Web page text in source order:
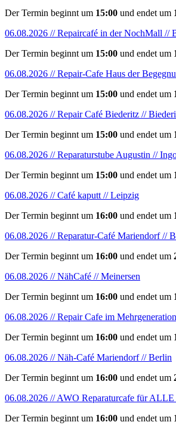
Der Termin beginnt um 15:00 und endet um
06.08.2026 // Repaircafé in der NochMall //
Der Termin beginnt um 15:00 und endet um
06.08.2026 // Repair-Cafe Haus der
Der Termin beginnt um 15:00 und endet um
06.08.2026 // Repair Café Biederitz //
Der Termin beginnt um 15:00 und endet um
06.08.2026 // Reparaturstube Augustin //
Der Termin beginnt um 15:00 und endet um
06.08.2026 // Café kaputt // Leipzig
Der Termin beginnt um 16:00 und endet um
06.08.2026 // Reparatur-Café Mariendorf //
Der Termin beginnt um 16:00 und endet um
06.08.2026 // NähCafé // Meinersen
Der Termin beginnt um 16:00 und endet um
06.08.2026 // Repair Cafe im
Der Termin beginnt um 16:00 und endet um
06.08.2026 // Näh-Café Mariendorf // Berlin
Der Termin beginnt um 16:00 und endet um
06.08.2026 // AWO Reparaturcafe für
Der Termin beginnt um 16:00 und endet um